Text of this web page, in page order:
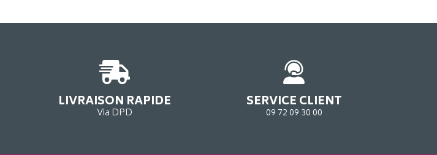
LIVRAISON RAPIDE
Via DPD
SERVICE CLIENT
09 72 09 30 00